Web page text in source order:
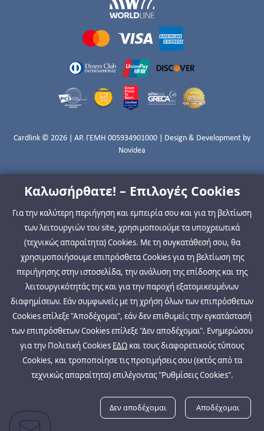
Καλωσήρθατε! – Επιλογές Cookies
Για την καλύτερη περιήγηση και εμπειρία σου και για τη βελτίωση
των λειτουργιών του site, χρησιμοποιούμε τα υποχρεωτικά
(τεχνικώς απαραίτητα) Cookies. Με τη συγκατάθεσή σου, θα
χρησιμοποιήσουμε επιπρόσθετα Cookies για τη βελτίωση της
περιήγησης στην ιστοσελίδα, την ανάλυση της επίδοσης και της
λειτουργικότητάς της και για την παροχή εξατομικευμένων
διαφημίσεων. Εάν συμφωνείς με τη χρήση όλων των επιπρόσθετων
Cookies επίλεξε "Αποδέχομαι", εάν δεν επιθυμείς την εγκατάστασή
των επιπρόσθετων Cookies επίλεξε "Δεν αποδέχομαι". Ενημερώσου
για την Πολιτική Cookies ΕΔΩ και τους διαφορετικούς τύπους
Cookies, και τροποποίησε τις προτιμήσεις σου (εκτός από τα
τεχνικώς απαραίτητα) επιλέγοντας "Ρυθμίσεις Cookies".
Δεν αποδέχομαι Αποδέχομαι
Cardlink © 2026 | ΑΡ. ΓΕΜΗ 005934901000 | Design & Development by
Novidea